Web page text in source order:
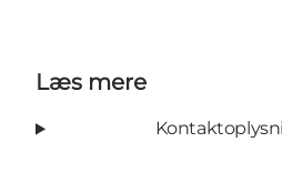
Læs mere